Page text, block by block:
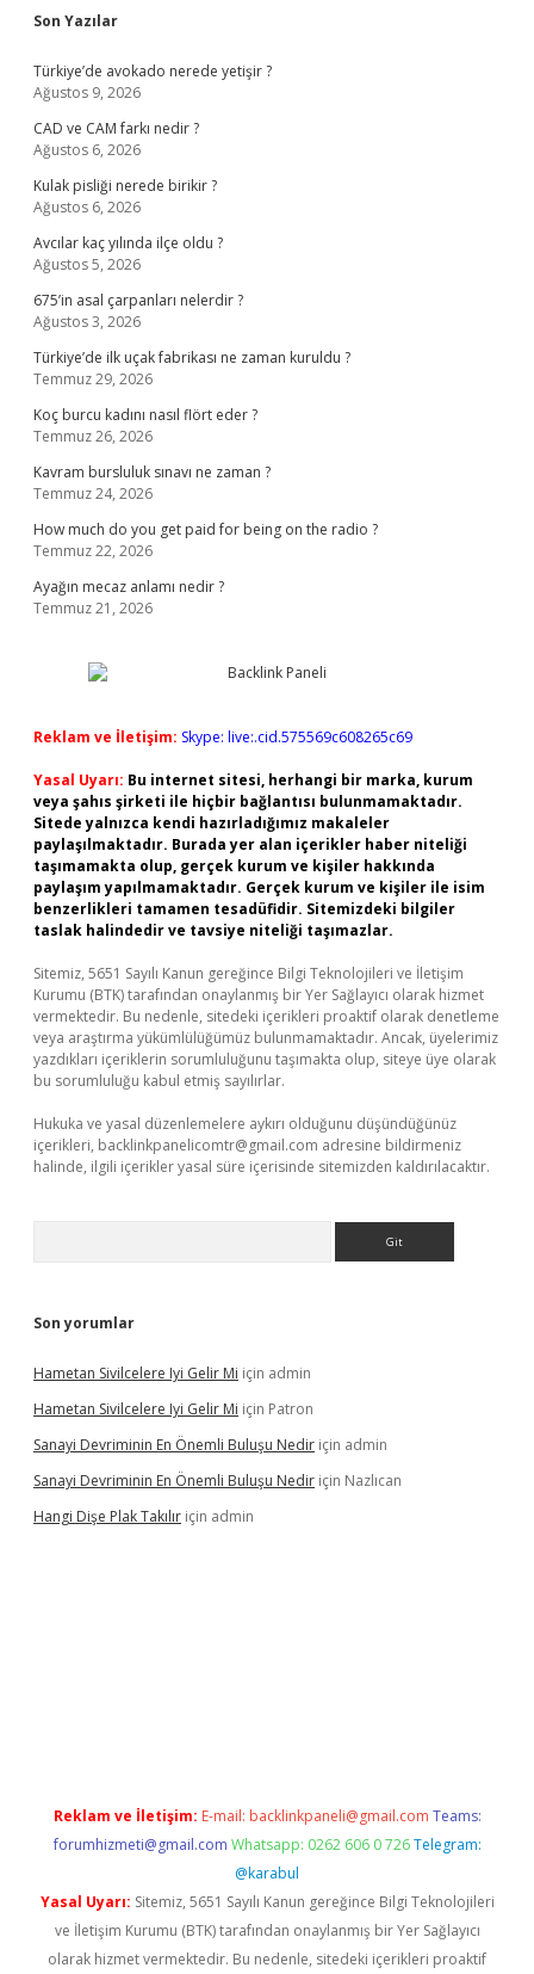
Sidebar
Son Yazılar
Türkiye’de avokado nerede yetişir ?
Ağustos 9, 2026
CAD ve CAM farkı nedir ?
Ağustos 6, 2026
Kulak pisliği nerede birikir ?
Ağustos 6, 2026
Avcılar kaç yılında ilçe oldu ?
Ağustos 5, 2026
675’in asal çarpanları nelerdir ?
Ağustos 3, 2026
Türkiye’de ilk uçak fabrikası ne zaman kuruldu ?
Temmuz 29, 2026
Koç burcu kadını nasıl flört eder ?
Temmuz 26, 2026
Kavram bursluluk sınavı ne zaman ?
Temmuz 24, 2026
How much do you get paid for being on the radio ?
Temmuz 22, 2026
Ayağın mecaz anlamı nedir ?
Temmuz 21, 2026
Reklam ve İletişim: Skype: live:.cid.575569c608265c69
Yasal Uyarı: Bu internet sitesi, herhangi bir marka, kurum
veya şahıs şirketi ile hiçbir bağlantısı bulunmamaktadır.
Sitede yalnızca kendi hazırladığımız makaleler
paylaşılmaktadır. Burada yer alan içerikler haber niteliği
taşımamakta olup, gerçek kurum ve kişiler hakkında
paylaşım yapılmamaktadır. Gerçek kurum ve kişiler ile isim
benzerlikleri tamamen tesadüfidir. Sitemizdeki bilgiler
taslak halindedir ve tavsiye niteliği taşımazlar.
Sitemiz, 5651 Sayılı Kanun gereğince Bilgi Teknolojileri ve İletişim
Kurumu (BTK) tarafından onaylanmış bir Yer Sağlayıcı olarak hizmet
vermektedir. Bu nedenle, sitedeki içerikleri proaktif olarak denetleme
veya araştırma yükümlülüğümüz bulunmamaktadır. Ancak, üyelerimiz
yazdıkları içeriklerin sorumluluğunu taşımakta olup, siteye üye olarak
bu sorumluluğu kabul etmiş sayılırlar.
Hukuka ve yasal düzenlemelere aykırı olduğunu düşündüğünüz
içerikleri, backlinkpanelicomtr@gmail.com adresine bildirmeniz
halinde, ilgili içerikler yasal süre içerisinde sitemizden kaldırılacaktır.
Son yorumlar
Hametan Sivilcelere Iyi Gelir Mi için admin
Hametan Sivilcelere Iyi Gelir Mi için Patron
Sanayi Devriminin En Önemli Buluşu Nedir için admin
Sanayi Devriminin En Önemli Buluşu Nedir için Nazlıcan
Hangi Dişe Plak Takılır için admin
Reklam ve İletişim: E-mail: backlinkpaneli@gmail.com Teams:
forumhizmeti@gmail.com Whatsapp: 0262 606 0 726 Telegram:
@karabul
Yasal Uyarı: Sitemiz, 5651 Sayılı Kanun gereğince Bilgi Teknolojileri
ve İletişim Kurumu (BTK) tarafından onaylanmış bir Yer Sağlayıcı
olarak hizmet vermektedir. Bu nedenle, sitedeki içerikleri proaktif